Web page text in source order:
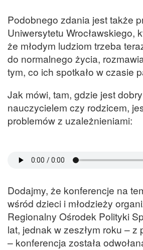
Podobnego zdania jest także
Uniwersytetu Wrocławskiego,
że młodym ludziom trzeba
do normalnego życia,
tym, co ich spotkało w czasie
Jak mówi, tam, gdzie jest
nauczycielem czy rodzicem,
problemów z uzależnieniami:
Dodajmy, że konferencje na
wśród dzieci i młodzieży
Regionalny Ośrodek Polityki
lat, jednak w zeszłym roku – z
– konferencja została